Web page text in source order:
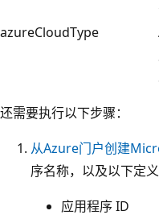
azureCloudType
还需要执行以下步骤：
从Azure门户创建
序名称，以及以下定
应用程序 ID